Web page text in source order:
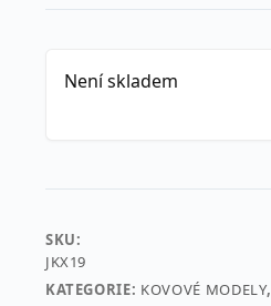
Není skladem
SKU:
JKX19
KATEGORIE: KOVOVÉ MODELY,